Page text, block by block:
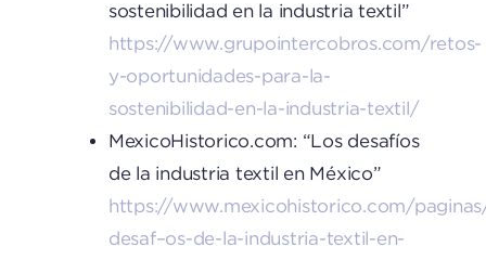
sostenibilidad en la industria textil”
https://www.grupointercobros.com/retos-
y-oportunidades-para-la-
sostenibilidad-en-la-industria-textil/
MexicoHistorico.com: “Los desafíos
de la industria textil en México”
https://www.mexicohistorico.com/
desaf–os-de-la-industria-textil-en-